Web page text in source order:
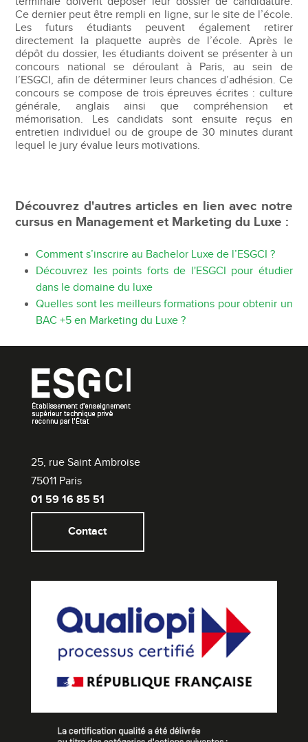
Ce dernier peut être rempli en ligne, sur le site de l’école.
Les futurs étudiants peuvent également retirer
directement la plaquette auprès de l’école. Après le
dépôt du dossier, les étudiants doivent se présenter à un
concours national se déroulant à Paris, au sein de
l’ESGCI, afin de déterminer leurs chances d’adhésion. Ce
concours se compose de trois épreuves écrites : culture
générale, anglais ainsi que compréhension et
mémorisation. Les candidats sont ensuite reçus en
entretien individuel ou de groupe de 30 minutes durant
lequel le jury évalue leurs motivations.
Découvrez d'autres articles en lien avec notre
cursus en Management et Marketing du Luxe :
Comment s’inscrire au Bachelor Luxe de l’ESGCI ?
Découvrez les points forts de l'ESGCI pour étudier
dans le domaine du luxe
Quelles sont les meilleurs formations pour obtenir un
BAC +5 en Marketing du Luxe ?
25, rue Saint Ambroise
75011 Paris
01 59 16 85 51
Contact